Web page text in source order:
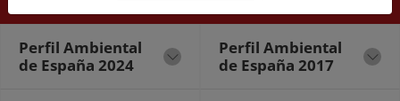
Perfil Ambiental
de España 2024
Perfil Ambiental
de España 2017